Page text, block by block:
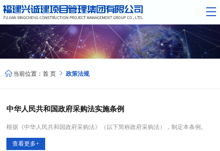
当前位置： 首 页  政策法规
中华人民共和国政府采购法实施条例
根据《中华人民共和国政府采购法》（以下简称政府采购法），制定本条例。
查看更多+